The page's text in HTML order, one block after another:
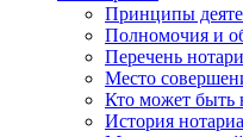
Принципы
Полномочия и
Перечень
Место
Кто может быть
История